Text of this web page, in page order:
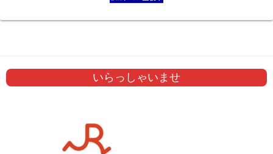
いらっしゃいませ